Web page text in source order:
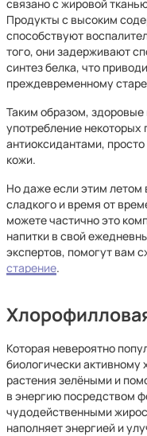
связано с жировой
Продукты с высоким
способствуют
того, они задерживают
синтез белка, что
преждевременному
Таким образом,
употребление некоторых
антиоксидантами,
кожи.
Но даже если этим летом
сладкого и время от
можете частично это
напитки в свой
экспертов, помогут вам
старение.
Которая невероятно
биологически
растения зелёными и
в энергию посредством
чудодейственными
наполняет энергией и